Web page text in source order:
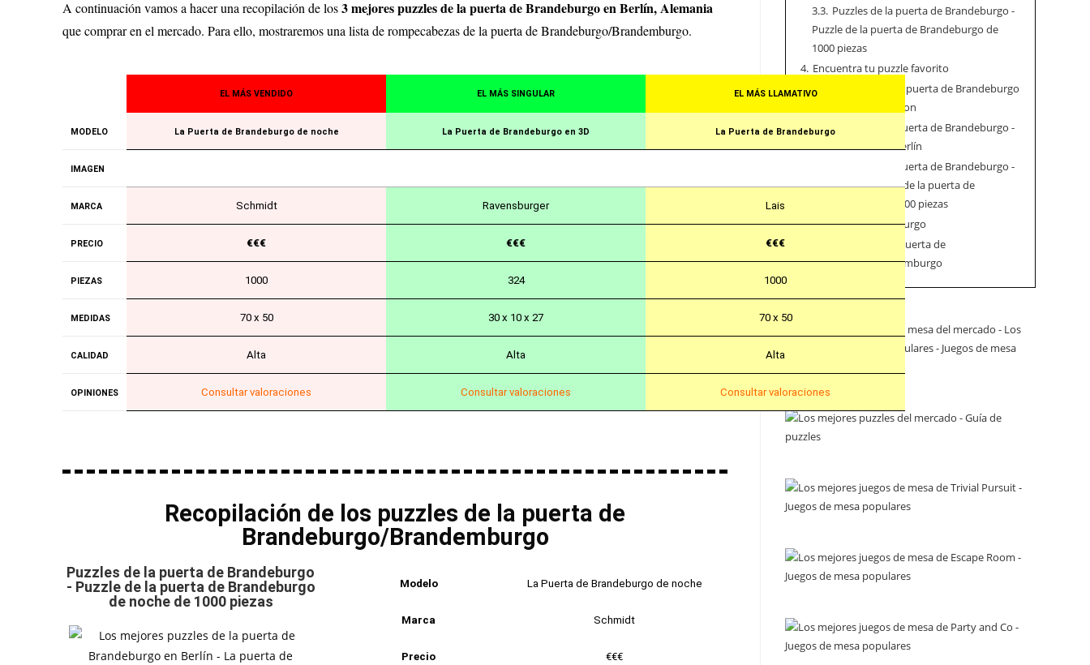
A continuación vamos a hacer una recopilación de los3mejores puzzles de la puerta de Brandeburgo en Berlín, Alemania
que comprar en el mercado. Para ello, mostraremos una lista de rompecabezas de la puerta de Brandeburgo/Brandemburgo.
EL MÁS VENDIDO EL MÁS SINGULAR EL MÁS LLAMATIVO
MODELO La Puerta de Brandeburgo de noche La Puerta de Brandeburgo en 3D La Puerta de Brandeburgo
IMAGEN
MARCA Schmidt Ravensburger Lais
PRECIO €€€ €€€ €€€
PIEZAS 1000 324 1000
MEDIDAS 70 x 50 30 x 10 x 27 70 x 50
CALIDAD Alta Alta Alta
OPINIONES Consultar valoraciones Consultar valoraciones Consultar valoraciones
Recopilación de los puzzles de la puerta de
Brandeburgo/Brandemburgo
Puzzles de la puerta de Brandeburgo
- Puzzle de la puerta de Brandeburgo
de noche de 1000 piezas
Modelo La Puerta de Brandeburgo de noche
Marca Schmidt
Precio €€€
3.3. Puzzles de la puerta de Brandeburgo -
Puzzle de la puerta de Brandeburgo de
1000 piezas
4. Encuentra tu puzzle favorito
5. Otros puzzles de la puerta de Brandeburgo
de Alemania de Amazon
5.1. Puzzles de la puerta de Brandeburgo -
Otros puzzles de Berlín
Puzzles de la puerta de Brandeburgo -
Puzzle de mosaico de la puerta de
Brandeburgo de 1000 piezas
6. Puerta de Brandeburgo
Más puzzles de la puerta de
Brandeburgo/Brandemburgo